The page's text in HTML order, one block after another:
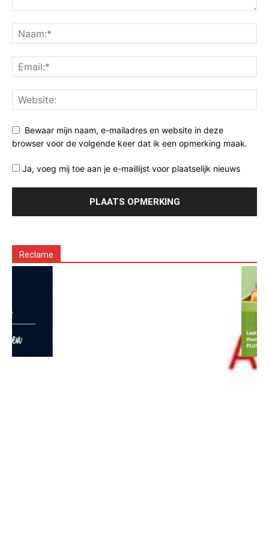
Bewaar mijn naam, e-mailadres en website in deze
browser voor de volgende keer dat ik een opmerking maak.
Ja, voeg mij toe aan je e-maillijst voor plaatselijk nieuws
Reclame